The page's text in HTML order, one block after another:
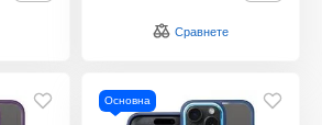
Сравнете
Основна